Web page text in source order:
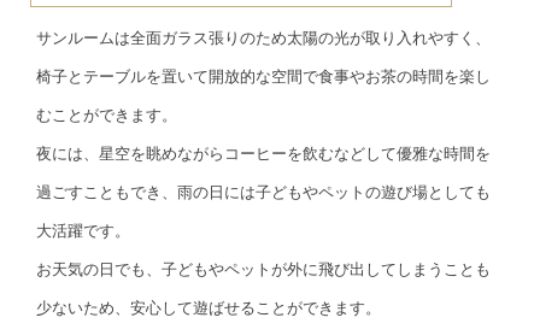
サンルームは全面ガラス張りのため太陽の光が取り入れやすく、
椅子とテーブルを置いて開放的な空間で食事やお茶の時間を楽し
むことができます。
夜には、星空を眺めながらコーヒーを飲むなどして優雅な時間を
過ごすこともでき、雨の日には子どもやペットの遊び場としても
大活躍です。
お天気の日でも、子どもやペットが外に飛び出してしまうことも
少ないため、安心して遊ばせることができます。